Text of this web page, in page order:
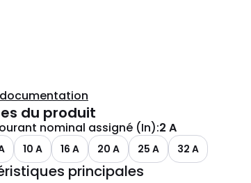
du produit
nominal assigné (In):2 A
10 A 16 A 20 A 25 A 32 A
principales